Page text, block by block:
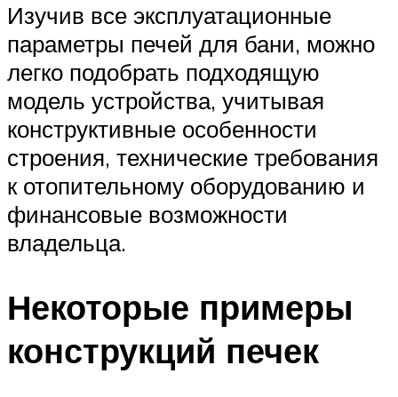
Изучив все эксплуатационные
параметры печей для бани, можно
легко подобрать подходящую
модель устройства, учитывая
конструктивные особенности
строения, технические требования
к отопительному оборудованию и
финансовые возможности
владельца.
Некоторые примеры
конструкций печек